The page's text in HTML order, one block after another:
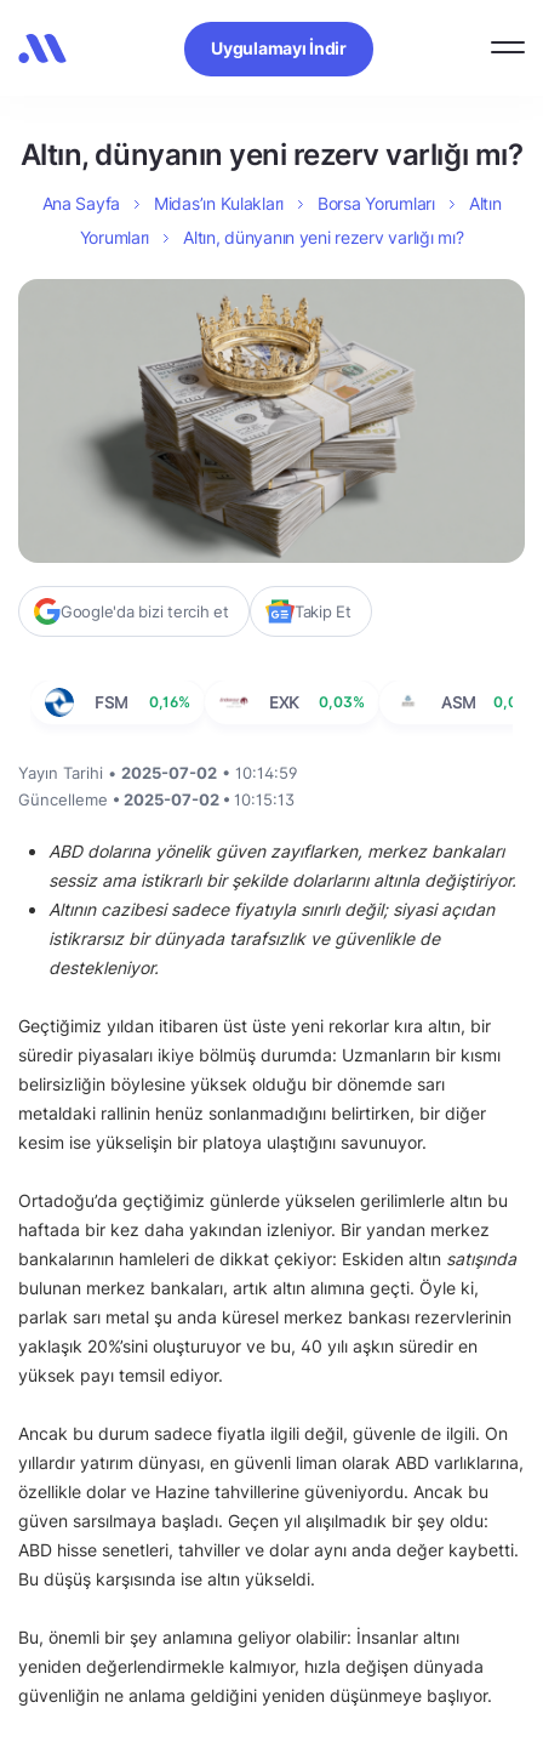
Uygulamayı İndir
Altın, dünyanın yeni rezerv varlığı mı?
Ana Sayfa Midas’ın Kulakları Borsa Yorumları
Altın
Yorumları
Altın, dünyanın yeni rezerv varlığı mı?
Google'da bizi tercih et Takip Et
FSM 0,16% EXK 0,03% ASM 0,00%
Yayın Tarihi • 2025-07-02 • 10:14:59
Güncelleme • 2025-07-02 • 10:15:13
ABD dolarına yönelik güven zayıflarken, merkez bankaları
sessiz ama istikrarlı bir şekilde dolarlarını altınla değiştiriyor.
Altının cazibesi sadece fiyatıyla sınırlı değil; siyasi açıdan
istikrarsız bir dünyada tarafsızlık ve güvenlikle de
destekleniyor.
Geçtiğimiz yıldan itibaren üst üste yeni rekorlar kıra altın, bir
süredir piyasaları ikiye bölmüş durumda: Uzmanların bir kısmı
belirsizliğin böylesine yüksek olduğu bir dönemde sarı
metaldaki rallinin henüz sonlanmadığını belirtirken, bir diğer
kesim ise yükselişin bir platoya ulaştığını savunuyor.
Ortadoğu’da geçtiğimiz günlerde yükselen gerilimlerle altın bu
haftada bir kez daha yakından izleniyor. Bir yandan merkez
bankalarının hamleleri de dikkat çekiyor: Eskiden altın satışında
bulunan merkez bankaları, artık altın alımına geçti. Öyle ki,
parlak sarı metal şu anda küresel merkez bankası rezervlerinin
yaklaşık 20%’sini oluşturuyor ve bu, 40 yılı aşkın süredir en
yüksek payı temsil ediyor.
Ancak bu durum sadece fiyatla ilgili değil, güvenle de ilgili. On
yıllardır yatırım dünyası, en güvenli liman olarak ABD varlıklarına,
özellikle dolar ve Hazine tahvillerine güveniyordu. Ancak bu
güven sarsılmaya başladı. Geçen yıl alışılmadık bir şey oldu:
ABD hisse senetleri, tahviller ve dolar aynı anda değer kaybetti.
Bu düşüş karşısında ise altın yükseldi.
Bu, önemli bir şey anlamına geliyor olabilir: İnsanlar altını
yeniden değerlendirmekle kalmıyor, hızla değişen dünyada
güvenliğin ne anlama geldiğini yeniden düşünmeye başlıyor.